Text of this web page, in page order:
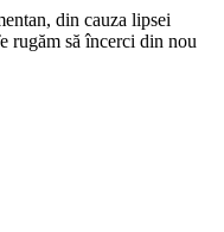
din cauza lipsei
rugăm să încerci din nou